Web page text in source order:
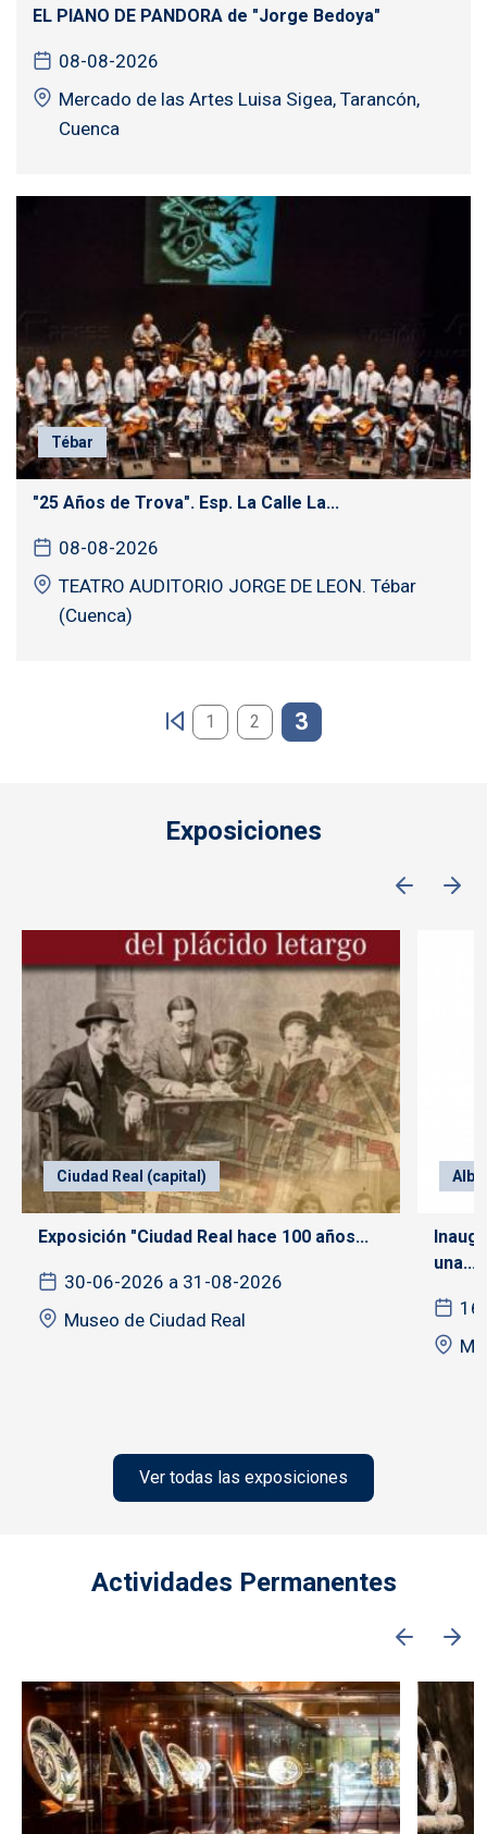
EL PIANO DE PANDORA de "Jorge Bedoya"
08-08-2026
Mercado de las Artes Luisa Sigea, Tarancón,
Cuenca
Tébar
"25 Años de Trova". Esp. La Calle La...
08-08-2026
TEATRO AUDITORIO JORGE DE LEON. Tébar
(Cuenca)
1 2 3
Exposiciones
Ciudad Real (capital)
Exposición "Ciudad Real hace 100 años...
30-06-2026 a 31-08-2026
Museo de Ciudad Real
una...
Ver todas las exposiciones
Actividades Permanentes